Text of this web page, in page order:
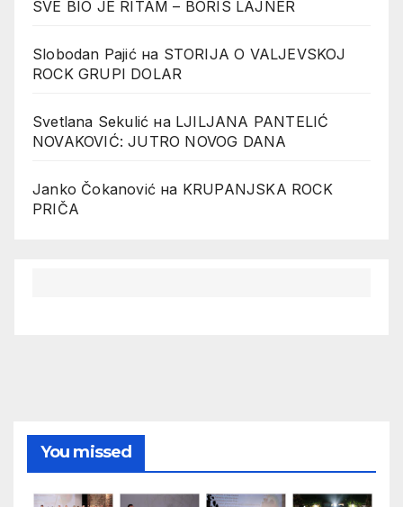
SVE BIO JE RITAM – BORIS LAJNER
Slobodan Pajićна STORIJA O VALJEVSKOJ
ROCK GRUPI DOLAR
Svetlana Sekulić на LJILJANA PANTELIĆ
NOVAKOVIĆ: JUTRO NOVOG DANA
Janko Čokanović на KRUPANJSKA ROCK
PRIČA
You missed